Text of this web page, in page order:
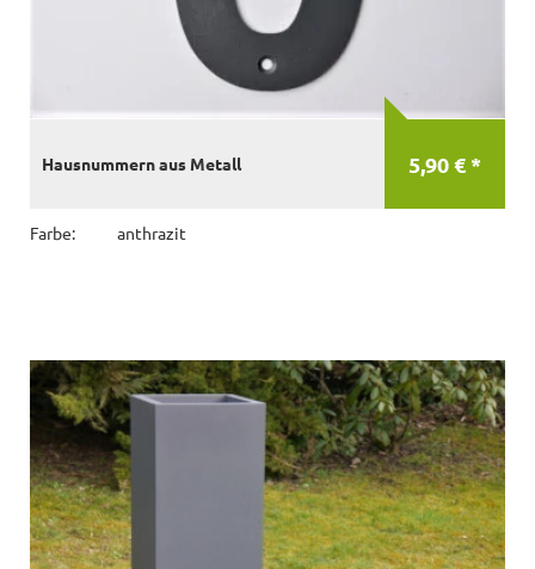
5,90 € *
Hausnummern aus Metall
Farbe: anthrazit